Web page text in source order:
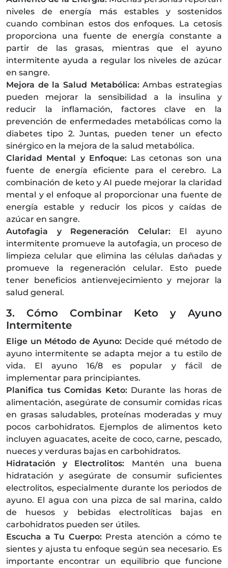
niveles de energía más estables y sostenidos
cuando combinan estos dos enfoques. La cetosis
proporciona una fuente de energía constante a
partir de las grasas, mientras que el ayuno
intermitente ayuda a regular los niveles de azúcar
en sangre.
Mejora de la Salud Metabólica:Ambas estrategias
pueden mejorar la sensibilidad a la insulina y
reducir la inflamación, factores clave en la
prevención de enfermedades metabólicas como la
diabetes tipo 2. Juntas, pueden tener un efecto
sinérgico en la mejora de la salud metabólica.
Claridad Mental y Enfoque:Las cetonas son una
fuente de energía eficiente para el cerebro. La
combinación de keto y AI puede mejorar la claridad
mental y el enfoque al proporcionar una fuente de
energía estable y reducir los picos y caídas de
azúcar en sangre.
Autofagia y Regeneración Celular:El ayuno
intermitente promueve la autofagia, un proceso de
limpieza celular que elimina las células dañadas y
promueve la regeneración celular. Esto puede
tener beneficios antienvejecimiento y mejorar la
salud general.
3. Cómo Combinar Keto y Ayuno
Intermitente
Elige un Método de Ayuno: Decide qué método de
ayuno intermitente se adapta mejor a tu estilo de
vida. El ayuno 16/8 es popular y fácil de
implementar para principiantes.
Planifica tus Comidas Keto:Durante las horas de
alimentación, asegúrate de consumir comidas ricas
en grasas saludables, proteínas moderadas y muy
pocos carbohidratos. Ejemplos de alimentos keto
incluyen aguacates, aceite de coco, carne, pescado,
nueces y verduras bajas en carbohidratos.
Hidratación y Electrolitos: Mantén una buena
hidratación y asegúrate de consumir suficientes
electrolitos, especialmente durante los periodos de
ayuno. El agua con una pizca de sal marina, caldo
de huesos y bebidas electrolíticas bajas en
carbohidratos pueden ser útiles.
Escucha a Tu Cuerpo:Presta atención a cómo te
sientes y ajusta tu enfoque según sea necesario. Es
importante encontrar un equilibrio que funcione